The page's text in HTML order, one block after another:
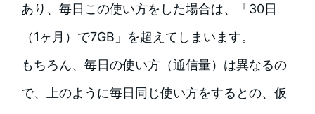
あり、毎日この使い方をした場合は、「30日
（1ヶ月）で7GB」を超えてしまいます。
もちろん、毎日の使い方（通信量）は異なるの
で、上のように毎日同じ使い方をするとの、仮